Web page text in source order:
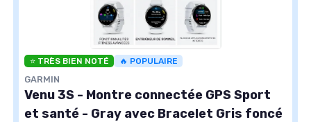
⭐ TRÈS BIEN NOTÉ 🔥 POPULAIRE
GARMIN
Venu 3S - Montre connectée GPS Sport
et santé - Gray avec Bracelet Gris foncé